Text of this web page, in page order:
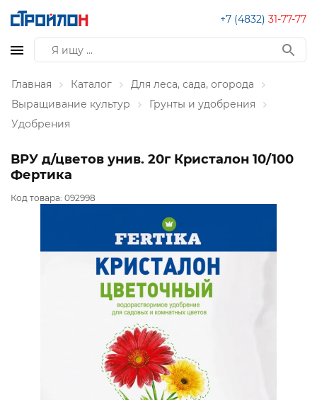
+7 (4832) 31-77-77
Главная Каталог
Для леса, сада, огорода
Выращивание культур
Грунты и удобрения
Удобрения
ВРУ д/цветов унив. 20г Кристалон 10/100
Фертика
Код товара: 092998